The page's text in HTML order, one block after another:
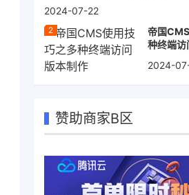
2024-07-22
帝国
种终端访
2024-
赞助商家B区